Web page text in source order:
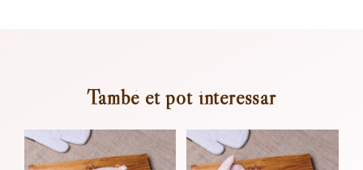
També et pot interessar